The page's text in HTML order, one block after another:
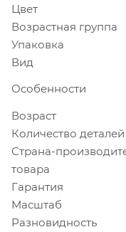
Цвет
Возрастная группа
Упаковка
Вид
Особенности
Возраст
Количество деталей
Страна-
товара
Гарантия
Масштаб
Разновидность